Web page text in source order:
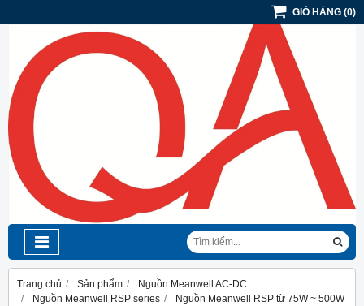
GIỎ HÀNG (0)
Trang chủ Sản phẩm
Nguồn Meanwell AC-DC
Nguồn Meanwell RSP series
Nguồn Meanwell RSP từ 75W ~ 500W